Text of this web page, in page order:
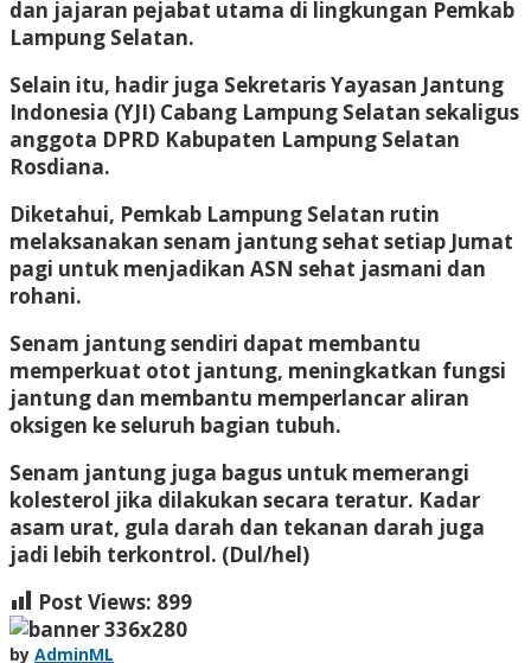
dan jajaran pejabat utama di lingkungan Pemkab
Lampung Selatan.
Selain itu, hadir juga Sekretaris Yayasan Jantung
Indonesia (YJI) Cabang Lampung Selatan sekaligus
anggota DPRD Kabupaten Lampung Selatan
Rosdiana.
Diketahui, Pemkab Lampung Selatan rutin
melaksanakan senam jantung sehat setiap Jumat
pagi untuk menjadikan ASN sehat jasmani dan
rohani.
Senam jantung sendiri dapat membantu
memperkuat otot jantung, meningkatkan fungsi
jantung dan membantu memperlancar aliran
oksigen ke seluruh bagian tubuh.
Senam jantung juga bagus untuk memerangi
kolesterol jika dilakukan secara teratur. Kadar
asam urat, gula darah dan tekanan darah juga
jadi lebih terkontrol. (Dul/hel)
Post Views: 899
by AdminML